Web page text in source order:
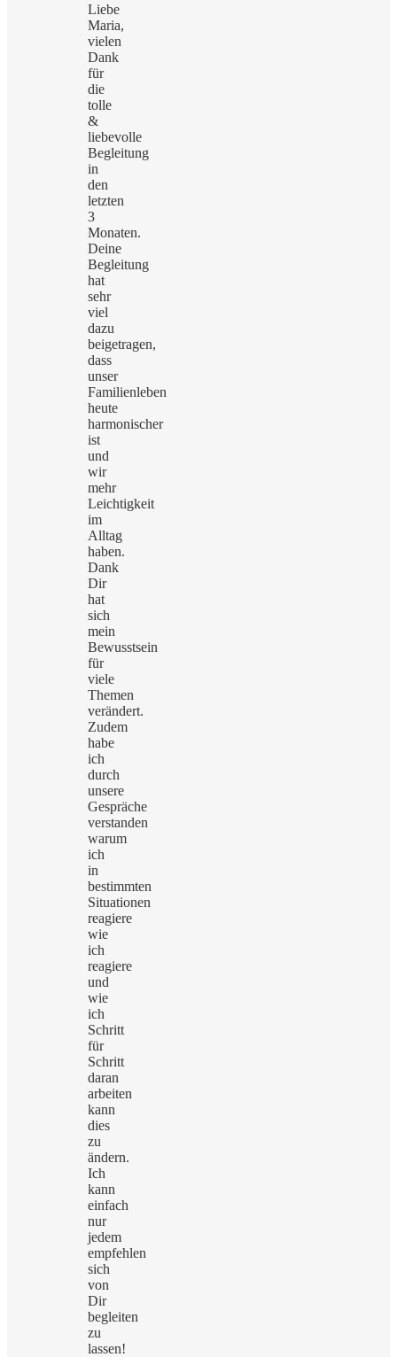
Liebe
Maria,
vielen
Dank
für
die
tolle
&
liebevolle
Begleitung
in
den
letzten
3
Monaten.
Deine
Begleitung
hat
sehr
viel
dazu
beigetragen,
dass
unser
Familienleben
heute
harmonischer
ist
und
wir
mehr
Leichtigkeit
im
Alltag
haben.
Dank
Dir
hat
sich
mein
Bewusstsein
für
viele
Themen
verändert.
Zudem
habe
ich
durch
unsere
Gespräche
verstanden
warum
ich
in
bestimmten
Situationen
reagiere
wie
ich
reagiere
und
wie
ich
Schritt
für
Schritt
daran
arbeiten
kann
dies
zu
ändern.
Ich
kann
einfach
nur
jedem
empfehlen
sich
von
Dir
begleiten
zu
lassen!